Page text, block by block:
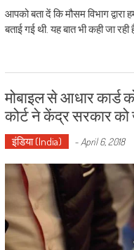
आपको बता दें कि मौसम विभाग
बताई गई थी. यह बात भी कही जा
मोबाइल से आधार कार्ड
कोर्ट ने केंद्र सरकार
इंडिया (India) -April 6, 2018